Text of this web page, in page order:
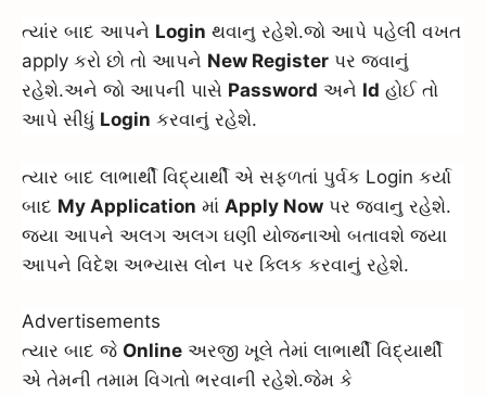
ત્યાંર બાદ આપને Login થવાનુ રહેશે.જો આપે પહેલી વખત
apply કરો છો તો આપને New Register પર જવાનું
રહેશે.અને જો આપની પાસે Password અને Id હોઈ તો
આપે સીધું Login કરવાનું રહેશે.
ત્યાર બાદ લાભાર્થી વિદ્યાર્થી એ સફળતાં પુર્વક Login કર્યા
બાદ My Application માં Apply Now પર જવાનુ રહેશે.
જયા આપને અલગ અલગ ઘણી યોજનાઓ બતાવશે જ્યા
આપને વિદેશ અભ્યાસ લોન પર ક્લિક કરવાનું રહેશે.
Advertisements
ત્યાર બાદ જે Online અરજી ખૂલે તેમાં લાભાર્થી વિદ્યાર્થી
એ તેમની તમામ વિગતો ભરવાની રહેશે.જેમ કે